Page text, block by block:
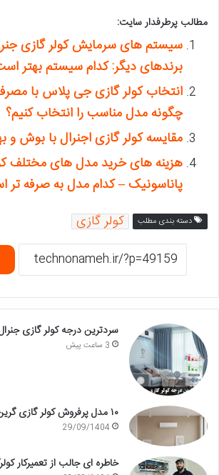
مطالب پرطرفدار سایت:
سیستم های سرمایش کولر گازی
برندهای دیگر: کدام سیستم بهتر
انتخاب کولر گازی جی پلاس با
چگونه مدل مناسب را انتخاب کنیم؟
مقایسه کولر گازی اجنرال با بوش و
هزینه های خرید مدل های مختلف
پاناسونیک – کدام مدل به صرفه تر
دسته بندی مطلب کولر گازی
سردترین درجه کولر گازی
3 ساعت پیش
۱۰ مدل پرفروش کولر گازی گرین و ویژگی‌های آن‌ها
29/09/1404
خاطره ای جالب از تعمیرکار